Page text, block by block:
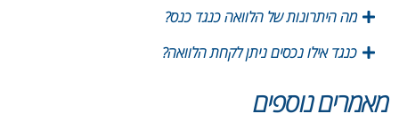
מה היתרונות של הלוואה כנגד כנס?
כנגד אילו נכסים ניתן לקחת הלוואה?
מאמרים נוספים